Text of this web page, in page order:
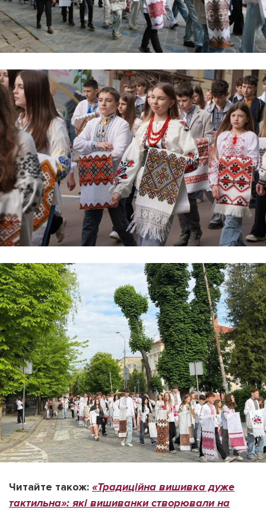
Читайте також: «Традиційна вишивка дуже
тактильна»: які вишиванки створювали на